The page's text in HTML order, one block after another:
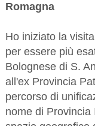
Romagna
Ho iniziato la
per essere più
Bolognese di S.
all'ex Provincia
percorso di
nome di Provincia